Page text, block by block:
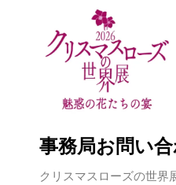
事務局お問い
クリスマスローズの世界